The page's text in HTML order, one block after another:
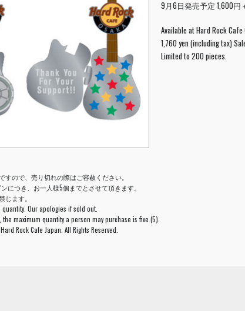
9月6日発売予定 1,600円
Available at Hard Rock Cafe
1,760 yen (including tax)
Limited to 200 pieces.
すので、売り切れの際はご容赦ください。
につき、お一人様5個までとさせて頂きます。
じます。
Our apologies if sold out.
the maximum quantity a person may purchase is five (5).
Rock Cafe Japan. All Rights Reserved.